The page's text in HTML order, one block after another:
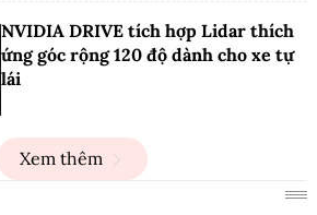
NVIDIA DRIVE tích hợp Lidar thích
ứng góc rộng 120 độ dành cho xe tự
lái
Xem thêm